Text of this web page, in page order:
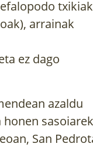
arrainak
ez dago
azaldu
honen
San